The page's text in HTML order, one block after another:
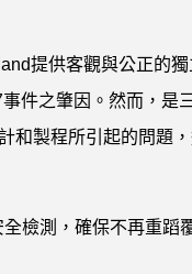
提供客觀與公正的獨
件之肇因。然而，是
和製程所引起的問題
檢測，確保不再重蹈